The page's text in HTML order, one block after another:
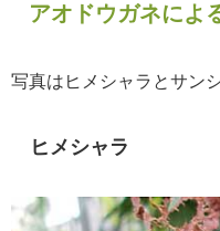
アオドウガネによ
写真はヒメシャラとサン
ヒメシャラ